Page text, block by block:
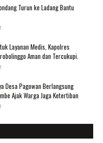
Turun ke Ladang Bantu
Layanan Medis, Kapolres
Aman dan Tercukupi.
Desa Pagowan Berlangsung
Ajak Warga Jaga Ketertiban